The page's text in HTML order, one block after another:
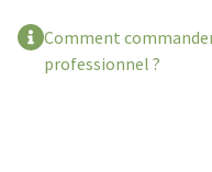
Comment
professionnel ?